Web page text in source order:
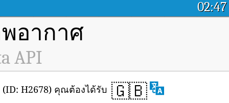
02:47
อากาศ
API
🇬🇧
H2678) คุณต้องได้รับ